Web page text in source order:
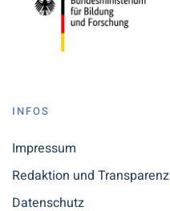
INFOS
Impressum
Redaktion und Transparenz
Datenschutz